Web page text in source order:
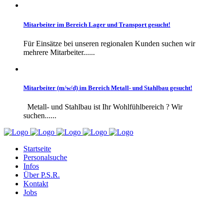
Mitarbeiter im Bereich Lager und Transport gesucht!
Für Einsätze bei unseren regionalen Kunden suchen wir
mehrere Mitarbeiter......
Mitarbeiter (m/w/d) im Bereich Metall- und Stahlbau gesucht!
Metall- und Stahlbau ist Ihr Wohlfühlbereich ? Wir
suchen......
Startseite
Personalsuche
Infos
Über P.S.R.
Kontakt
Jobs